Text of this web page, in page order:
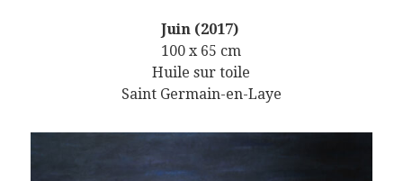
Juin (2017)
100 x 65 cm
Huile sur toile
Saint Germain-en-Laye